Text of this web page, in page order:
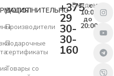
ДОПОЛНИТЕЛЬНО
Производители
Подарочные
сертификаты
Товары со
+375
29
30-
30-
160
Ежедневно
с
10:00
до
20:00